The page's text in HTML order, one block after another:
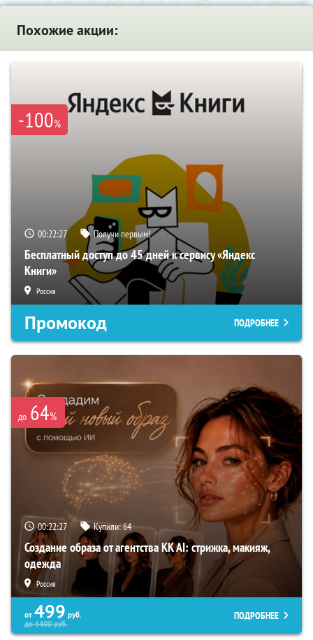
Похожие акции:
-100%
00:22:26 Получи первым!
Бесплатный доступ до 45 дней к сервису «Яндекс
Книги»
Россия
Промокод ПОДРОБНЕЕ
до 64%
00:22:26 Купили:64
Создание образа от агентства KK AI: стрижка, макияж,
одежда
Россия
от 499 руб.
до6400руб.
ПОДРОБНЕЕ